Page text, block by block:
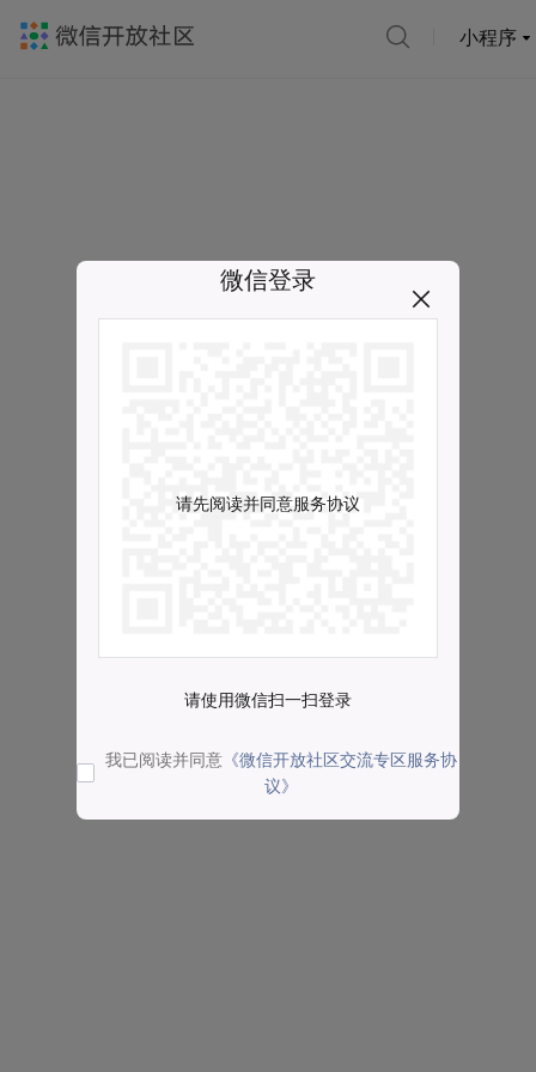
小程序
微信登录
请先阅读并同意服务协议
请使用微信扫一扫登录
我已阅读并同意 《微信开放社区交流专区服务协
议》